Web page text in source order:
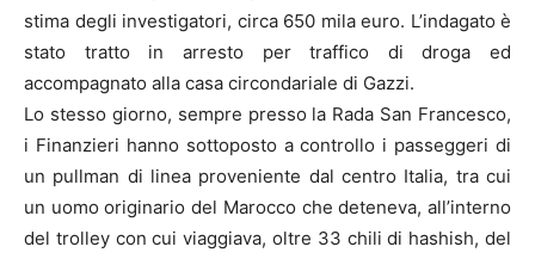
stima degli investigatori, circa 650 mila euro. L’indagato è
stato tratto in arresto per traffico di droga ed
accompagnato alla casa circondariale di Gazzi.
Lo stesso giorno, sempre presso la Rada San Francesco,
i Finanzieri hanno sottoposto a controllo i passeggeri di
un pullman di linea proveniente dal centro Italia, tra cui
un uomo originario del Marocco che deteneva, all’interno
del trolley con cui viaggiava, oltre 33 chili di hashish, del